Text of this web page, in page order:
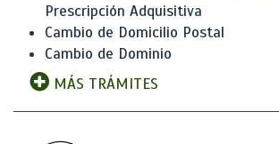
Prescripción Adquisitiva
Cambio de Domicilio Postal
Cambio de Dominio
MÁS TRÁMITES